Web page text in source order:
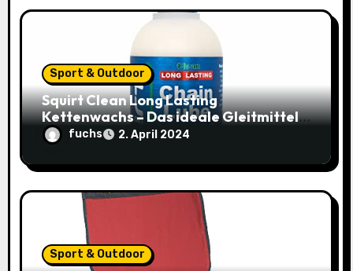
t
n
Sport & Outdoor
Squirt Clean Long Lasting
Kettenwachs – Das ideale Gleitmittel
für dein Rennrad zum Sparpreis!
fuchs 2. April 2024
Sport & Outdoor